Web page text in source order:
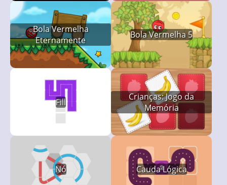
Bola Vermelha
Eternamente
Bola Vermelha 5
Fill
Crianças: Jogo da
Memória
Nó Cauda Lógica